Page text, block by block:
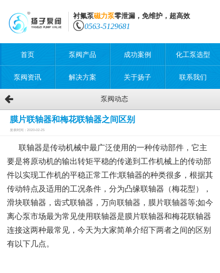
衬氟泵磁力泵零泄漏，免维护，超高效
0563-5129681
首页 泵阀产品 成功案例 化工泵选型
泵阀资讯 解决方案 关于扬子 联系我们
泵阀动态
膜片联轴器和梅花联轴器之间区别
发表时间：2020-02-25
联轴器是传动机械中最广泛使用的一种传动部件，它主
要是将原动机的输出转矩平稳的传递到工作机械上的传动部
件以实现工作机的平稳正常工作;联轴器的种类很多，根据其
传动特点及适用的工况条件，分为凸缘联轴器（梅花型），
滑块联轴器，齿式联轴器，万向联轴器，膜片联轴器等;如今
离心泵市场最为常见使用联轴器是膜片联轴器和梅花联轴器
连接这两种最常见，今天为大家简单介绍下两者之间的区别
有以下几点。